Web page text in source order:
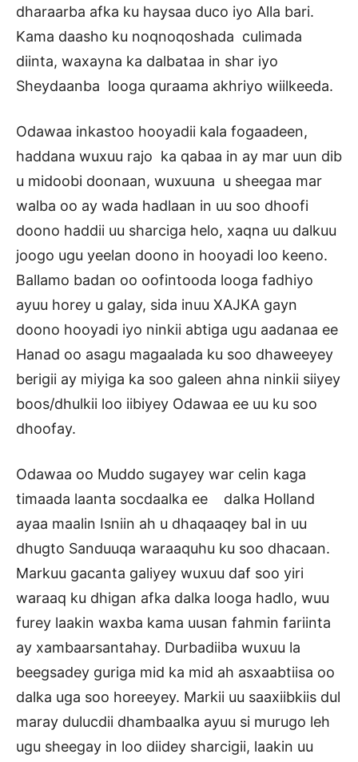
dharaarba afka ku haysaa duco iyo Alla bari.
Kama daasho ku noqnoqoshada culimada
diinta, waxayna ka dalbataa in shar iyo
Sheydaanba looga quraama akhriyo wiilkeeda.
Odawaa inkastoo hooyadii kala fogaadeen,
haddana wuxuu rajo ka qabaa in ay mar uun dib
u midoobi doonaan, wuxuuna u sheegaa mar
walba oo ay wada hadlaan in uu soo dhoofi
doono haddii uu sharciga helo, xaqna uu dalkuu
joogo ugu yeelan doono in hooyadi loo keeno.
Ballamo badan oo oofintooda looga fadhiyo
ayuu horey u galay, sida inuu XAJKA gayn
doono hooyadi iyo ninkii abtiga ugu aadanaa ee
Hanad oo asagu magaalada ku soo dhaweeyey
berigii ay miyiga ka soo galeen ahna ninkii siiyey
boos/dhulkii loo iibiyey Odawaa ee uu ku soo
dhoofay.
Odawaa oo Muddo sugayey war celin kaga
timaada laanta socdaalka ee dalka Holland
ayaa maalin Isniin ah u dhaqaaqey bal in uu
dhugto Sanduuqa waraaquhu ku soo dhacaan.
Markuu gacanta galiyey wuxuu daf soo yiri
waraaq ku dhigan afka dalka looga hadlo, wuu
furey laakin waxba kama uusan fahmin fariinta
ay xambaarsantahay. Durbadiiba wuxuu la
beegsadey guriga mid ka mid ah asxaabtiisa oo
dalka uga soo horeeyey. Markii uu saaxiibkiis dul
maray dulucdii dhambaalka ayuu si murugo leh
ugu sheegay in loo diidey sharcigii, laakin uu